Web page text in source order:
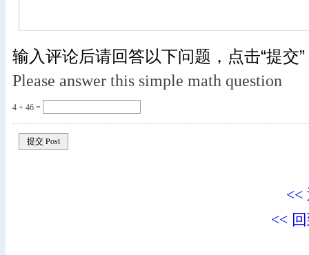
输入评论后请回答以下问题，点击“提交”
Please answer this simple math question
4 + 46 =
<<
<<